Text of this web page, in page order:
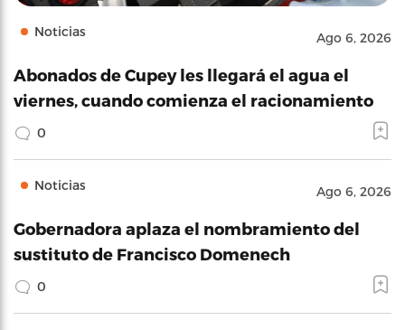
Noticias Ago 6, 2026
Abonados de Cupey les llegará el agua el
viernes, cuando comienza el racionamiento
0
Noticias Ago 6, 2026
Gobernadora aplaza el nombramiento del
sustituto de Francisco Domenech
0